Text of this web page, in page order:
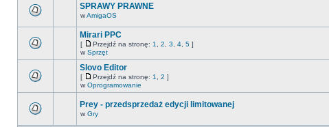
SPRAWY PRAWNE
wAmigaOS
Mirari PPC
[ Przejdź na stronę: 1 2 3 4 5 ]
w Sprzęt
Slovo Editor
[ Przejdź na stronę: 1 2 ]
w Oprogramowanie
Prey - przedsprzedaż edycji limitowanej
w Gry